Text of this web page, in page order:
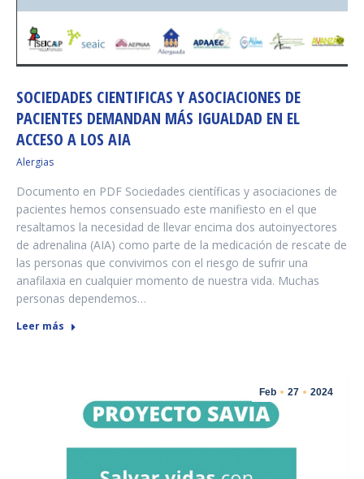
SOCIEDADES CIENTIFICAS Y ASOCIACIONES DE
PACIENTES DEMANDAN MÁS IGUALDAD EN EL
ACCESO A LOS AIA
Alergias
Documento en PDF Sociedades científicas y asociaciones de
pacientes hemos consensuado este manifiesto en el que
resaltamos la necesidad de llevar encima dos autoinyectores
de adrenalina (AIA) como parte de la medicación de rescate de
las personas que convivimos con el riesgo de sufrir una
anafilaxia en cualquier momento de nuestra vida. Muchas
personas dependemos…
Leer más
Feb 27 2024